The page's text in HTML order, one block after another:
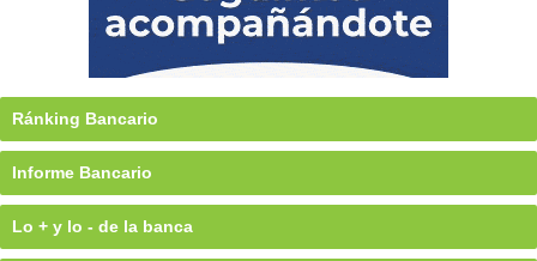
Ránking Bancario
Informe Bancario
Lo + y lo - de la banca